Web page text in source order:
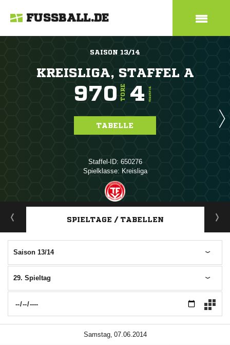
FUSSBALL.DE
SAISON 13/14
KREISLIGA, STAFFEL A
970 TORE 4 TORE/SPIEL
TABELLE
Staffel-ID: 650276
Spielklasse: Kreisliga
ANZEIGE
SPIELTAGE / TABELLEN
Saison 13/14
29. Spieltag
 